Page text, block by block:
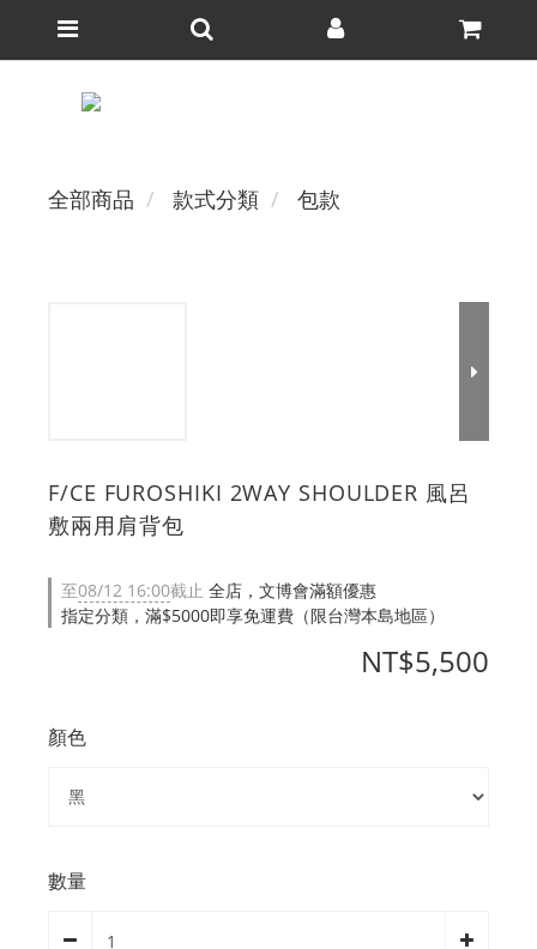
全部商品 款式分類 包款
F/CE FUROSHIKI 2WAY SHOULDER 風呂
敷兩用肩背包
至08/12 16:00截止 全店，文博會滿額優惠
指定分類，滿$5000即享免運費（限台灣本島地區）
NT$5,500
顏色
數量